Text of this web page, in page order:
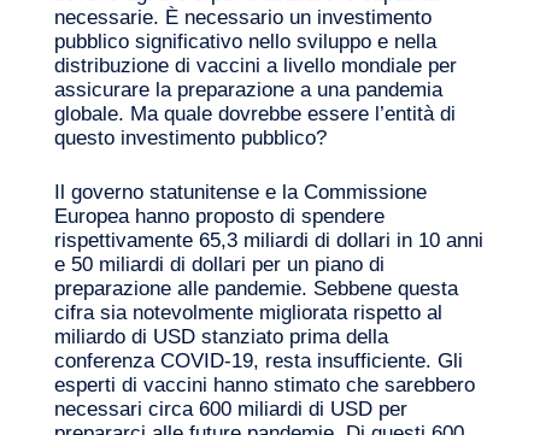
necessarie. È necessario un investimento
pubblico significativo nello sviluppo e nella
distribuzione di vaccini a livello mondiale per
assicurare la preparazione a una pandemia
globale. Ma quale dovrebbe essere l’entità di
questo investimento pubblico?
Il governo statunitense e la Commissione
Europea hanno proposto di spendere
rispettivamente 65,3 miliardi di dollari in 10 anni
e 50 miliardi di dollari per un piano di
preparazione alle pandemie. Sebbene questa
cifra sia notevolmente migliorata rispetto al
miliardo di USD stanziato prima della
conferenza COVID‑19, resta insufficiente. Gli
esperti di vaccini hanno stimato che sarebbero
necessari circa 600 miliardi di USD per